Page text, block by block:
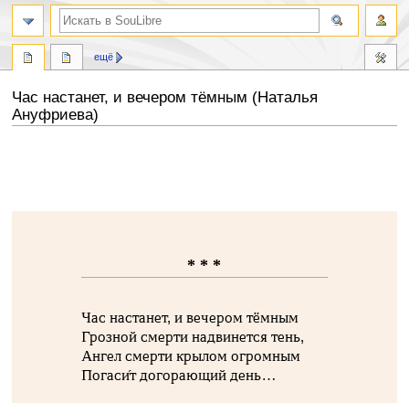
Час настанет, и вечером тёмным (Наталья
Ануфриева)
* * *
Час настанет, и вечером тёмным
Грозной смерти надвинется тень,
Ангел смерти крылом огромным
Погаси́т догорающий день…
ещё